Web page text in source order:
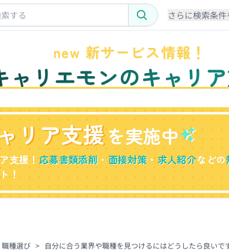
さらに検索条件
new 新サービス情報！
ャリエモンのキャリ
リア支援を実施中
支援！応募書類添削 ・面接対策 ・求人紹介などの
！
種選び > 自分に合う業界や職種を見つけるにはどうしたら良いで